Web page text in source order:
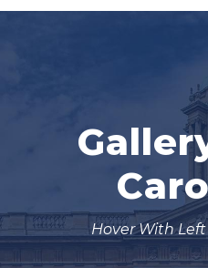
Hover With